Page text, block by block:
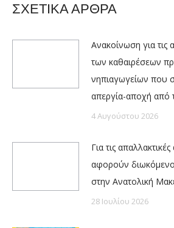
ΣΧΕΤΙΚΑ ΑΡΘΡΑ
Ανακοίνωση για
των καθαιρέσεων
νηπιαγωγείων που
απεργία-αποχή από
4 Αυγούστου 2026
Για τις
αφορούν
στην Ανατολική
28 Ιουλίου 2026